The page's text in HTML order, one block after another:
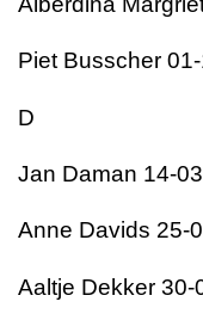
Piet Busscher
D
Jan Daman 14-
Anne Davids 25-
Aaltje Dekker 30-